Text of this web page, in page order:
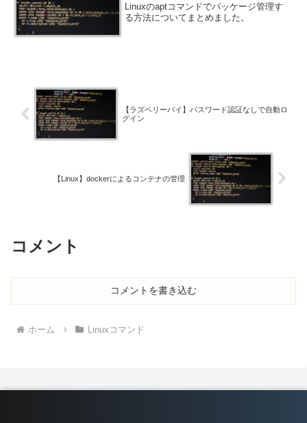
Linuxのaptコマンドでパッケージ管理す
る方法についてまとめました。
【ラズベリーパイ】パスワード認証なしで自動ロ
グイン
【Linux】dockerによるコンテナの管理
コメント
コメントを書き込む
ホーム Linuxコマンド